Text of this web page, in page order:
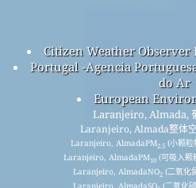
Citizen Weather Observer
Portugal -Agencia
do Ar
European
Laranjeiro, Almada,
Laranjeiro, Almada整体空
Laranjeiro, AlmadaPM2.5 (小颗
Laranjeiro, AlmadaPM10 (可吸入颗
Laranjeiro, AlmadaNO2 (二氧化
Laranjeiro, AlmadaSO (二氧化